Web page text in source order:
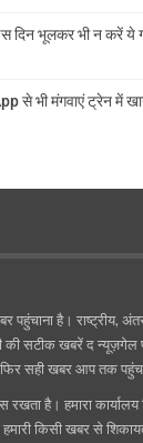
भूलकर भी न करें ये
से भी मंगवाएं ट्रेन में
है। राष्ट्रीय,
की सटीक खबरें द
सही खबर आप तक
है। हमारा कार्यालय
किसी खबर से